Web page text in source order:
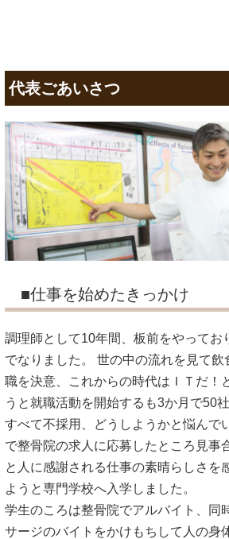
代表ごあいさつ
■仕事を始めたきっかけ
調理師として10年間、板前をやってお
でなりました。 世の中の流れを見て
職を決意、これからの時代はＩＴだ！
うと就職活動を開始するも3か月で50
すべて不採用、どうしようかと悩んで
で整骨院の求人に応募したところ見事
と人に感謝される仕事の素晴らしさを
ようと専門学校へ入学しました。
学生のころは整骨院でアルバイト、同
サージのバイトをかけもちして人の身